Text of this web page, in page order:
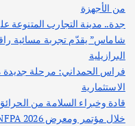
من الأجهزة
جدة.. مدينة التجارب المتنوعة
شاماس” يقدّم تجربة مسائية
البرازيلية
فراس الحمداني: مرحلة جديدة
الاستثمارية
قادة وخبراء السلامة من
خلال مؤتمر ومعرض NFPA 2026 في لاس فيغاس